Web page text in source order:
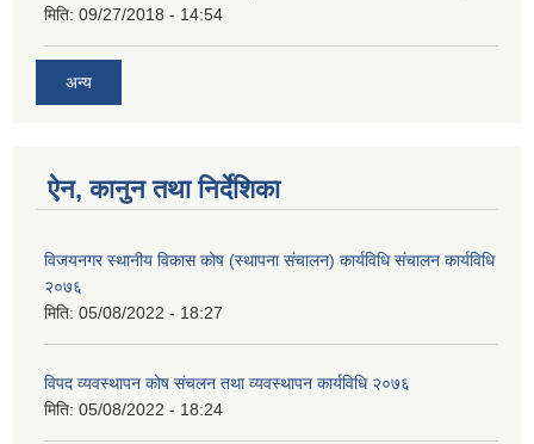
मिति: 09/27/2018 - 14:54
अन्य
ऐन, कानुन तथा निर्देशिका
विजयनगर स्थानीय विकास कोष (स्थापना संचालन) कार्यविधि संचालन कार्यविधि
२०७६
मिति: 05/08/2022 - 18:27
विपद व्यवस्थापन कोष संचलन तथा व्यवस्थापन कार्यविधि २०७६
मिति: 05/08/2022 - 18:24